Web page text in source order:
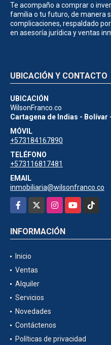
Te acompaño a comprar o
familia o tu futuro, de manera
complicaciones, respaldado
en asesoría jurídica y ventas
UBICACIÓN Y CONTACTO
UBICACIÓN
WilsonFranco.co
Cartagena de Indias - Bolívar
MÓVIL
+573184167890
TELÉFONO
+573116817481
EMAIL
inmobiliaria@wilsonfranco.co
Facebook
InstagramYouTubeTikTok
INFORMACIÓN
Inicio
Ventas
Alquiler
Servicios
Novedades
Contáctenos
Políticas de privacidad